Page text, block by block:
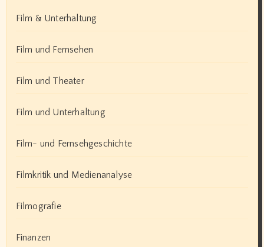
Film & Unterhaltung
Film und Fernsehen
Film und Theater
Film und Unterhaltung
Film- und Fernsehgeschichte
Filmkritik und Medienanalyse
Filmografie
Finanzen